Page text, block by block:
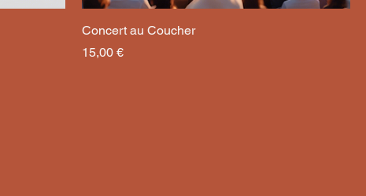
Concert au Coucher
Prix
15,00 €